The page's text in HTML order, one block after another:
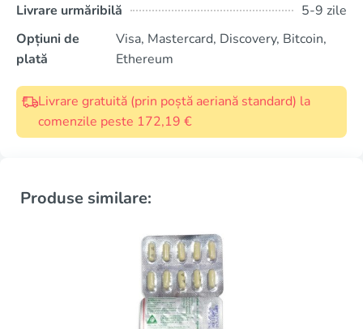
Livrare urmăribilă
5-9 zile
Opțiuni de
plată
Visa, Mastercard, Discovery, Bitcoin,
Ethereum
Livrare gratuită (prin poștă aeriană standard) la
comenzile peste 172,19 €
Produse similare: